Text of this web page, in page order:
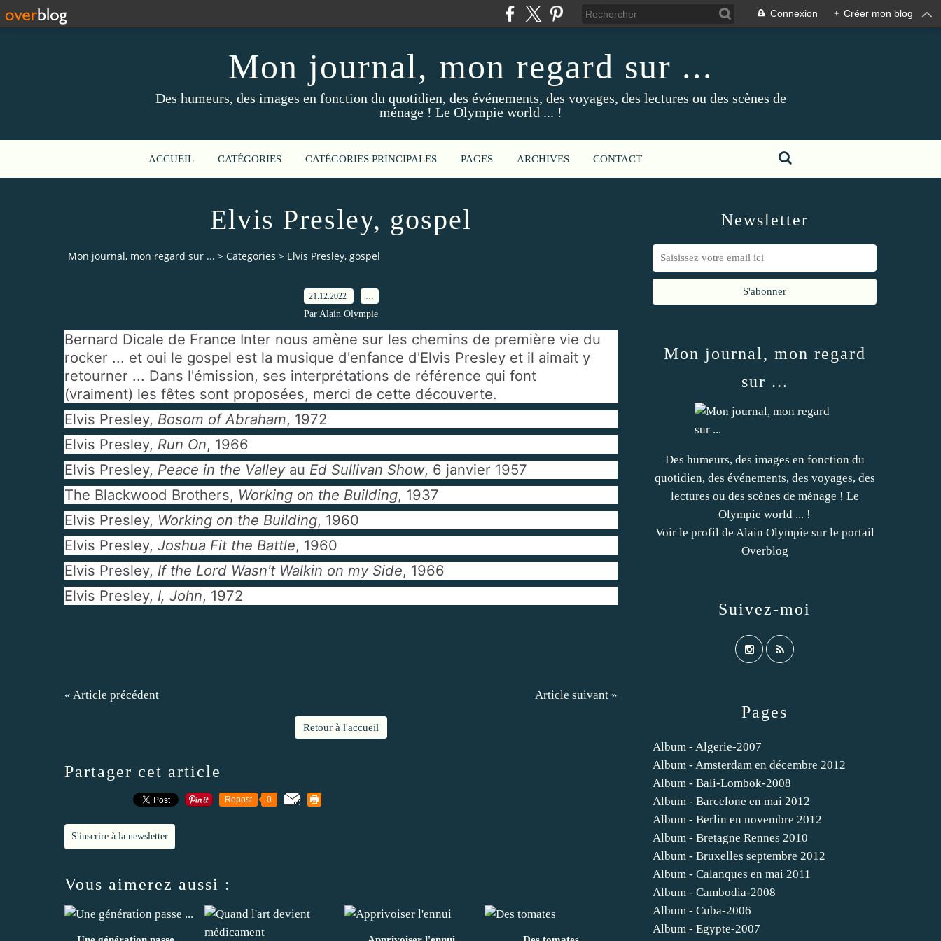
Connexion + Créer mon blog
Mon journal, mon regard sur ...
Des humeurs, des images en fonction du quotidien, des événements, des voyages, des lectures ou des scènes de
ménage ! Le Olympie world ... !
ACCUEIL CATÉGORIES CATÉGORIES PRINCIPALES PAGES ARCHIVES CONTACT
Elvis Presley, gospel
Mon journal, mon regard sur ... > Categories > Elvis Presley, gospel
21.12.2022
Par Alain Olympie
Bernard Dicale de France Inter nous amène sur les chemins de première vie du
rocker ... et oui le gospel est la musique d'enfance d'Elvis Presley et il aimait y
retourner ... Dans l'émission, ses interprétations de référence qui font
(vraiment) les fêtes sont proposées, merci de cette découverte.
Elvis Presley, Bosom of Abraham, 1972
Elvis Presley, Run On, 1966
Elvis Presley, Peace in the Valley au Ed Sullivan Show, 6 janvier 1957
The Blackwood Brothers, Working on the Building, 1937
Elvis Presley, Working on the Building, 1960
Elvis Presley, Joshua Fit the Battle, 1960
Elvis Presley, If the Lord Wasn't Walkin on my Side, 1966
Elvis Presley, I, John, 1972
« Article précédent Article suivant »
Retour à l'accueil
Partager cet article
Repost 0
S'inscrire à la newsletter
Vous aimerez aussi :
Newsletter
Pages
Album - Algerie-2007
Album - Amsterdam en décembre 2012
Album - Bali-Lombok-2008
Album - Barcelone en mai 2012
Album - Berlin en novembre 2012
Album - Bretagne Rennes 2010
Album - Bruxelles septembre 2012
Album - Calanques en mai 2011
Album - Cambodia-2008
Album - Cuba-2006
Album - Egypte-2007
Mon journal, mon regard
sur ...
Des humeurs, des images en fonction du
quotidien, des événements, des voyages, des
lectures ou des scènes de ménage ! Le
Olympie world ... !
Voir le profil de Alain Olympie sur le portail
Overblog
Suivez-moi